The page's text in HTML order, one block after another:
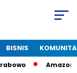
BISNIS
Amazon Van